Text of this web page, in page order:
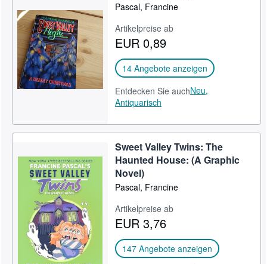
Pascal, Francine
Artikelpreise ab
EUR 0,89
14 Angebote anzeigen
Entdecken Sie auchNeu,
Antiquarisch
Sweet Valley Twins: The
Haunted House: (A Graphic
Novel)
Pascal, Francine
Artikelpreise ab
EUR 3,76
147 Angebote anzeigen